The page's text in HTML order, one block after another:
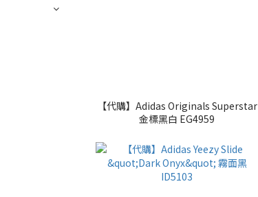
【代購】Adidas Originals Superstar
金標黑白 EG4959